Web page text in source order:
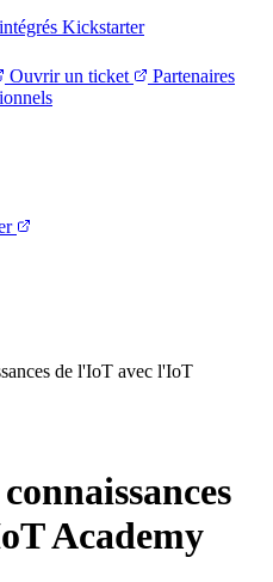
Kickstarter
Ouvrir un ticket
Partenaires
de l'IoT avec l'IoT
Academy